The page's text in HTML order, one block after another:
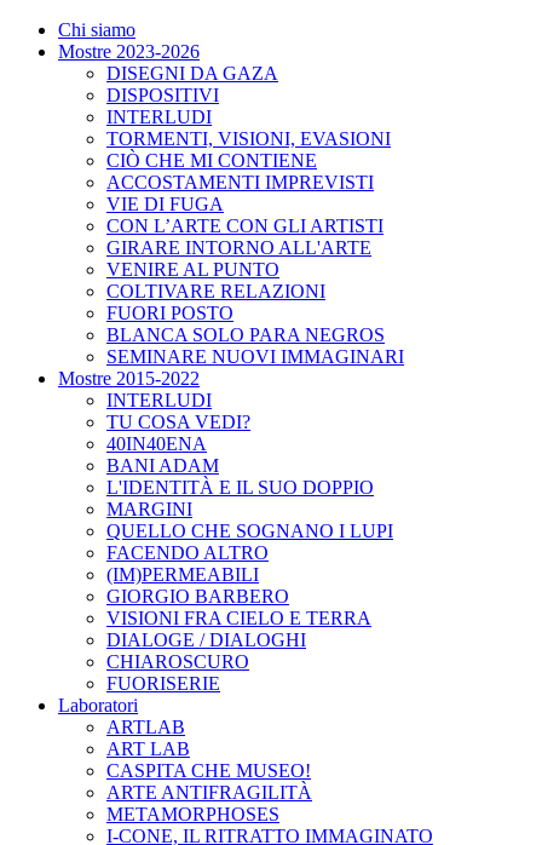
Chi siamo
Mostre 2023-2026
DISEGNI DA GAZA
DISPOSITIVI
INTERLUDI
TORMENTI, VISIONI, EVASIONI
CIÒ CHE MI CONTIENE
ACCOSTAMENTI IMPREVISTI
VIE DI FUGA
CON L’ARTE CON GLI ARTISTI
GIRARE INTORNO ALL'ARTE
VENIRE AL PUNTO
COLTIVARE RELAZIONI
FUORI POSTO
BLANCA SOLO PARA NEGROS
SEMINARE NUOVI IMMAGINARI
Mostre 2015-2022
INTERLUDI
TU COSA VEDI?
40IN40ENA
BANI ADAM
L'IDENTITÀ E IL SUO DOPPIO
MARGINI
QUELLO CHE SOGNANO I LUPI
FACENDO ALTRO
(IM)PERMEABILI
GIORGIO BARBERO
VISIONI FRA CIELO E TERRA
DIALOGE / DIALOGHI
CHIAROSCURO
FUORISERIE
Laboratori
ARTLAB
ART LAB
CASPITA CHE MUSEO!
ARTE ANTIFRAGILITÀ
METAMORPHOSES
I-CONE, IL RITRATTO IMMAGINATO